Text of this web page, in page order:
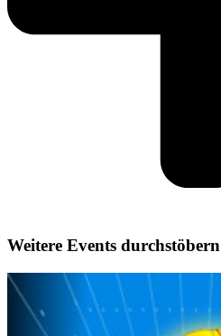
Weitere Events durchstöbern